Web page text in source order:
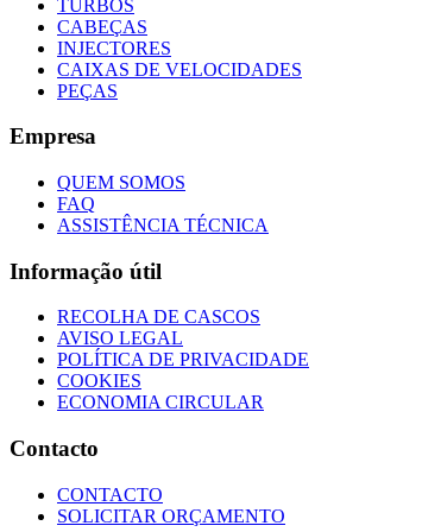
TURBOS
CABEÇAS
INJECTORES
CAIXAS DE VELOCIDADES
PEÇAS
Empresa
QUEM SOMOS
FAQ
ASSISTÊNCIA TÉCNICA
Informação útil
RECOLHA DE CASCOS
AVISO LEGAL
POLÍTICA DE PRIVACIDADE
COOKIES
ECONOMIA CIRCULAR
Contacto
CONTACTO
SOLICITAR ORÇAMENTO